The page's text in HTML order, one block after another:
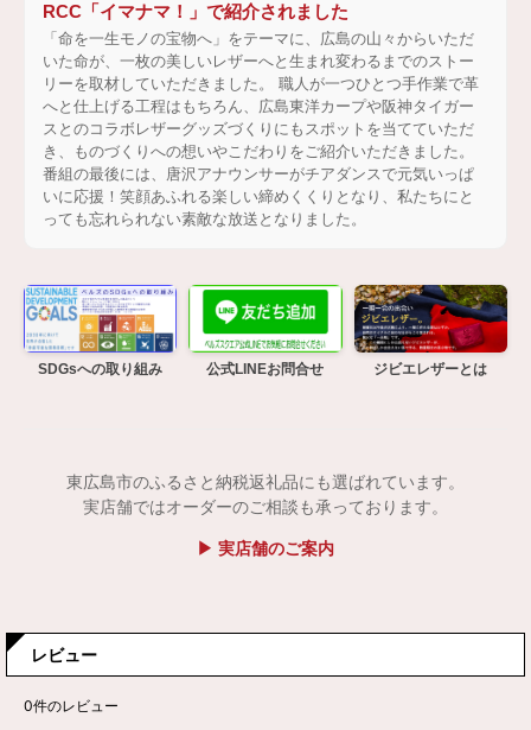
RCC「イマナマ！」で紹介されました
「命を一生モノの宝物へ」をテーマに、広島の山々からいただ
いた命が、一枚の美しいレザーへと生まれ変わるまでのストー
リーを取材していただきました。 職人が一つひとつ手作業で革
へと仕上げる工程はもちろん、広島東洋カープや阪神タイガー
スとのコラボレザーグッズづくりにもスポットを当てていただ
き、ものづくりへの想いやこだわりをご紹介いただきました。
番組の最後には、唐沢アナウンサーがチアダンスで元気いっぱ
いに応援！笑顔あふれる楽しい締めくくりとなり、私たちにと
っても忘れられない素敵な放送となりました。
SDGsへの取り組み 公式LINEお問合せ ジビエレザーとは
東広島市のふるさと納税返礼品にも選ばれています。
実店舗ではオーダーのご相談も承っております。
▶ 実店舗のご案内
レビュー
0件のレビュー